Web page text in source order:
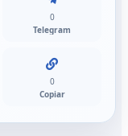
0
Telegram
0
Copiar